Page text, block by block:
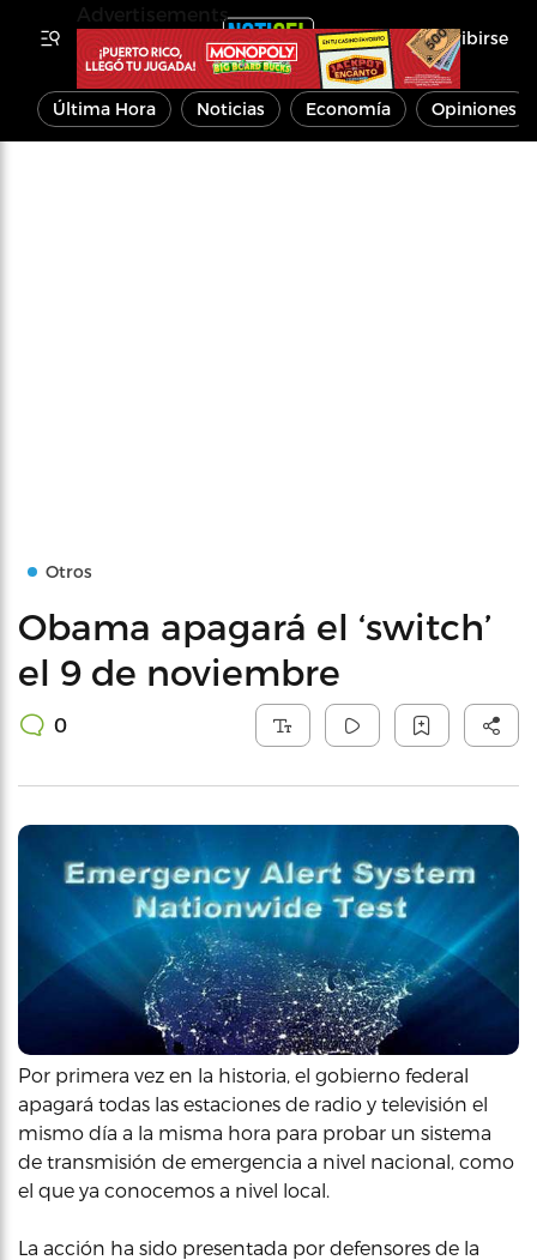
Inscribirse
Última Hora Noticias Economía Opiniones
Otros
Obama apagará el ‘switch’
el 9 de noviembre
0
Por primera vez en la historia, el gobierno federal
apagará todas las estaciones de radio y televisión el
mismo día a la misma hora para probar un sistema
de transmisión de emergencia a nivel nacional, como
el que ya conocemos a nivel local.
La acción ha sido presentada por defensores de la
Advertisements